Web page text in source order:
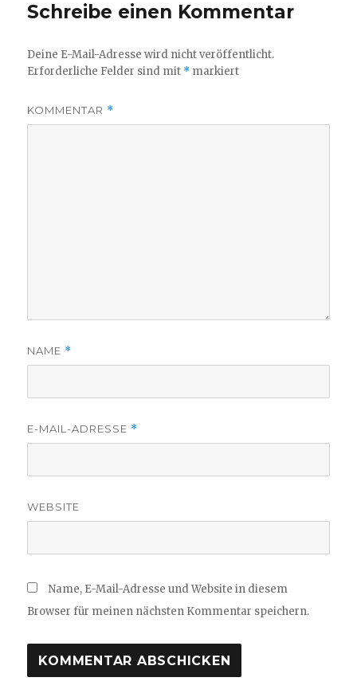
Schreibe einen Kommentar
Deine E-Mail-Adresse wird nicht veröffentlicht.
Erforderliche Felder sind mit * markiert
KOMMENTAR *
NAME *
E-MAIL-ADRESSE *
WEBSITE
Name, E-Mail-Adresse und Website in diesem
Browser für meinen nächsten Kommentar speichern.